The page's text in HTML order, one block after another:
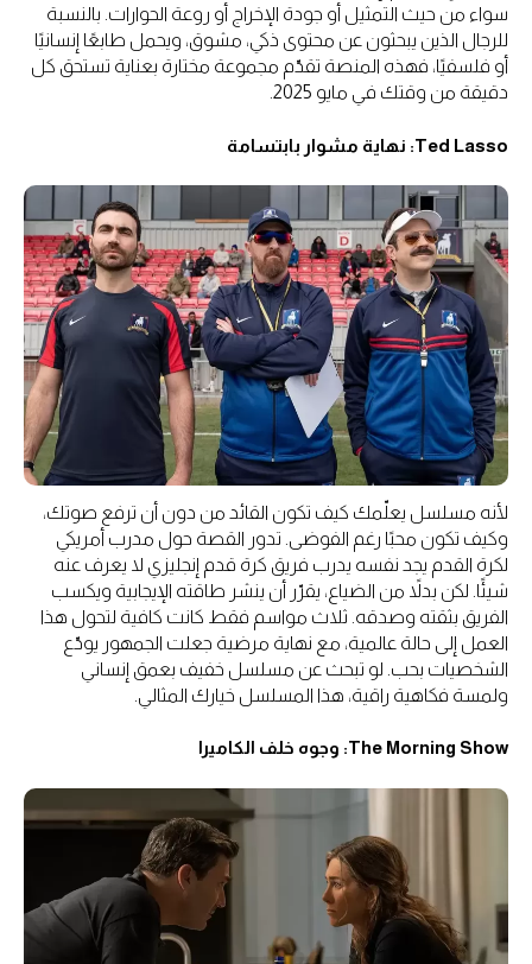
سواء من حيث التمثيل أو جودة الإخراج أو روعة الحوارات. بالنسبة
للرجال الذين يبحثون عن محتوى ذكي، مشوق، ويحمل طابعًا إنسانيًا
أو فلسفيًا، فهذه المنصة تقدّم مجموعة مختارة بعناية تستحق كل
دقيقة من وقتك في مايو 2025.
Ted Lasso: نهاية مشوار بابتسامة
لأنه مسلسل يعلّمك كيف تكون القائد من دون أن ترفع صوتك،
وكيف تكون محبًا رغم الفوضى. تدور القصة حول مدرب أمريكي
لكرة القدم يجد نفسه يدرب فريق كرة قدم إنجليزي لا يعرف عنه
شيئًا. لكن بدلاً من الضياع، يقرّر أن ينشر طاقته الإيجابية ويكسب
الفريق بثقته وصدقه. ثلاث مواسم فقط كانت كافية لتحول هذا
العمل إلى حالة عالمية، مع نهاية مرضية جعلت الجمهور يودّع
الشخصيات بحب. لو تبحث عن مسلسل خفيف بعمق إنساني
ولمسة فكاهية راقية، هذا المسلسل خيارك المثالي.
The Morning Show: وجوه خلف الكاميرا